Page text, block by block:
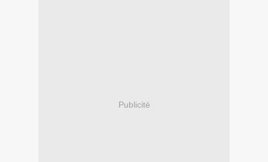
Publicité